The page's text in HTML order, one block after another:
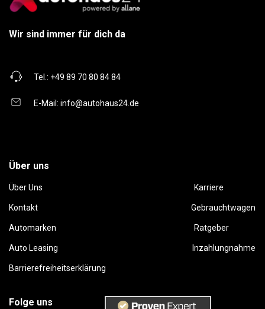
Wir sind immer für dich da
Tel.: +49 89 70 80 84 84
E-Mail: info@autohaus24.de
Über uns
Über Uns Karriere
Kontakt Gebrauchtwagen
Automarken Ratgeber
Auto Leasing Inzahlungnahme
Barrierefreiheitserklärung
Folge uns